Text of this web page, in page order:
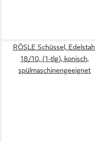
RÖSLE Schüssel, Edelstahl
18/10, (1-tlg), konisch,
spülmaschinengeeignet